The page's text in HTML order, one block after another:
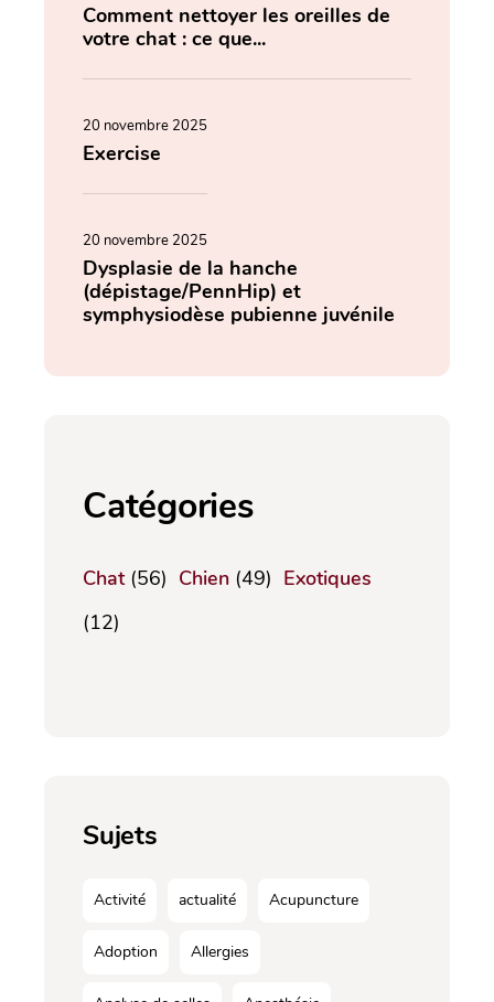
Comment nettoyer les oreilles de
votre chat : ce que...
20 novembre 2025
Exercise
20 novembre 2025
Dysplasie de la hanche
(dépistage/PennHip) et
symphysiodèse pubienne juvénile
Catégories
Chat(56) Chien (49) Exotiques
(12)
Sujets
Activité actualité Acupuncture
Adoption Allergies